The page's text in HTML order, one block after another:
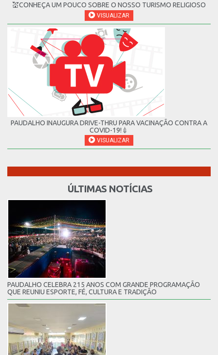
💒CONHEÇA UM POUCO SOBRE O NOSSO TURISMO RELIGIOSO
VISUALIZAR
PAUDALHO INAUGURA DRIVE-THRU PARA VACINAÇÃO CONTRA A
COVID-19!💉
VISUALIZAR
ÚLTIMAS NOTÍCIAS
PAUDALHO CELEBRA 215 ANOS COM GRANDE PROGRAMAÇÃO
QUE REUNIU ESPORTE, FÉ, CULTURA E TRADIÇÃO